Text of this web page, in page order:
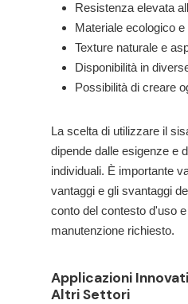
Resistenza elevata
Materiale ecologico e
Texture naturale e
Disponibilità in
Possibilità di creare
La scelta di utilizzare il
dipende dalle esigenze e
individuali. È importante
vantaggi e gli svantaggi
conto del contesto d'uso
manutenzione richiesto.
Applicazioni
Altri Settori